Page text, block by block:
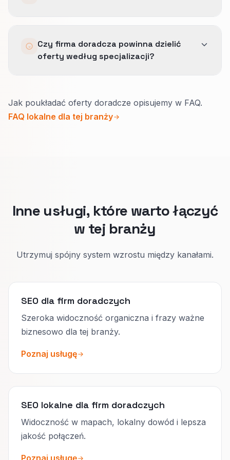
jest wrażliwa na zaufanie.
wspomagane i to, czy linkowane strony
usługowe zyskują stabilniejszą widoczność oraz
Czy firma doradcza powinna dzielić
oferty według specjalizacji?
Gdy inny jest zakres, osobne strony pokazują
właściwe efekty, referencje i następny krok.
Jak poukładać oferty doradcze opisujemy w FAQ.
FAQ lokalne dla tej branży
Inne usługi, które warto łączyć
w tej branży
Utrzymuj spójny system wzrostu między kanałami.
SEO dla firm doradczych
Szeroka widoczność organiczna i frazy ważne
biznesowo dla tej branży.
Poznaj usługę
SEO lokalne dla firm doradczych
Widoczność w mapach, lokalny dowód i lepsza
jakość połączeń.
Poznaj usługę